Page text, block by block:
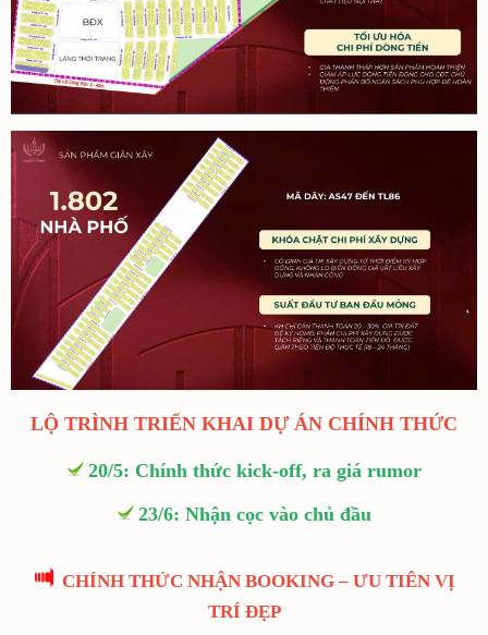
LỘ TRÌNH TRIỂN KHAI DỰ ÁN CHÍNH THỨC
20/5: Chính thức kick-off, ra giá rumor
23/6: Nhận cọc vào chủ đầu
CHÍNH THỨC NHẬN BOOKING – ƯU TIÊN VỊ
TRÍ ĐẸP